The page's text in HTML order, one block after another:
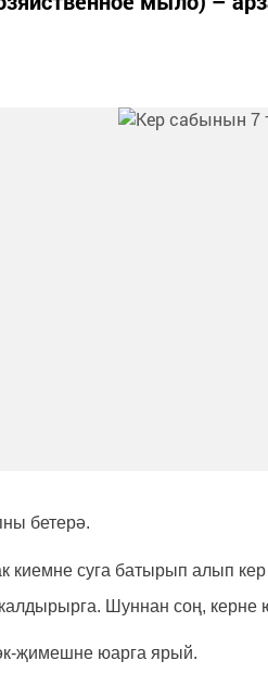
бетерә.
киемне суга батырып алып
Шуннан соң, керне
җимешне юарга ярый.